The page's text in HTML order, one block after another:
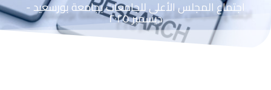
اجتماع المجلس الأعلى للجامعات بجامعة بورسعيد -
ديسمبر ٢٠٢٥